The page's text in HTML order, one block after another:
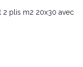
plis m2 20x30 avec